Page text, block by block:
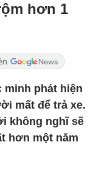
hơn 1
minh phát hiện
mất để trả xe.
không nghĩ sẽ
hơn một năm